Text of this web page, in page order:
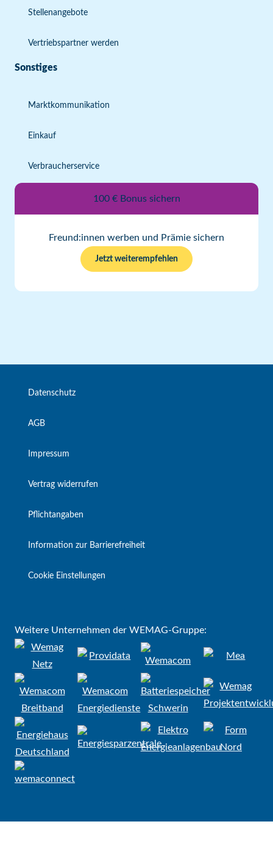
Stellenangebote
Vertriebspartner werden
Sonstiges
Marktkommunikation
Einkauf
Verbraucherservice
100 € Bonus sichern
Freund:innen werben und Prämie sichern
Jetzt weiterempfehlen
Datenschutz
AGB
Impressum
Vertrag widerrufen
Pflichtangaben
Information zur Barrierefreiheit
Cookie Einstellungen
Weitere Unternehmen der WEMAG-Gruppe: